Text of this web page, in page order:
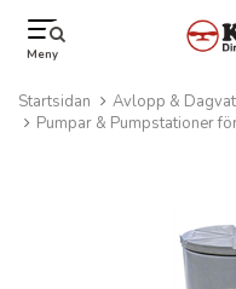
Meny
Startsidan Avlopp &
Pumpar & Pumpstationer